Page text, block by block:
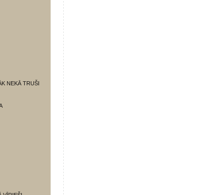
NEKĀ TRUŠI